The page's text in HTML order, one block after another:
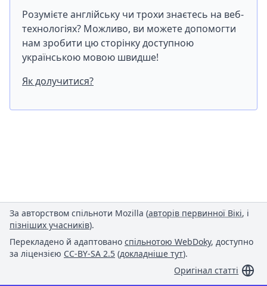
Розумієте англійську чи трохи знаєтесь на веб-
технологіях? Можливо, ви можете допомогти
нам зробити цю сторінку доступною
українською мовою швидше!
Як долучитися?
За авторством спільноти Mozilla (авторів первинної Вікі, і
пізніших учасників).
Перекладено й адаптовано спільнотою WebDoky, доступно
за ліцензією CC-BY-SA 2.5 (докладніше тут).
Оригінал статті